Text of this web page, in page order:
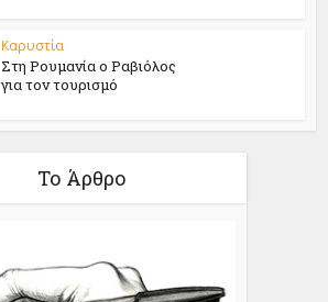
Καρυστία
Στη Ρουμανία ο Ραβιόλος
για τον τουρισμό
Το Άρθρο